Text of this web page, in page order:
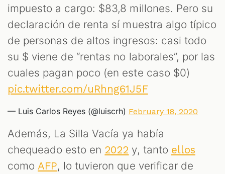
impuesto a cargo: $83,8 millones. Pero su
declaración de renta sí muestra algo típico
de personas de altos ingresos: casi todo
su $ viene de “rentas no laborales”, por las
cuales pagan poco (en este caso $0)
pic.twitter.com/uRhng61J5F
— Luis Carlos Reyes (@luiscrh) February 18, 2020
Además, La Silla Vacía ya había
chequeado esto en 2022 y, tanto ellos
comoAFP, lo tuvieron que verificar de